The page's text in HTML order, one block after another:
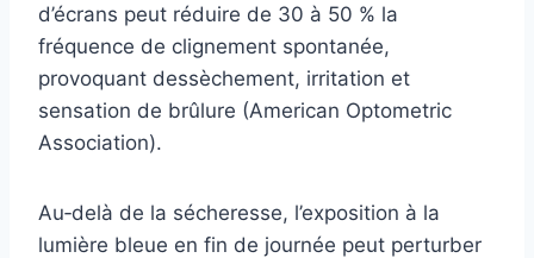
d’écrans peut réduire de 30 à 50 % la
fréquence de clignement spontanée,
provoquant dessèchement, irritation et
sensation de brûlure (American Optometric
Association).
Au‑delà de la sécheresse, l’exposition à la
lumière bleue en fin de journée peut perturber